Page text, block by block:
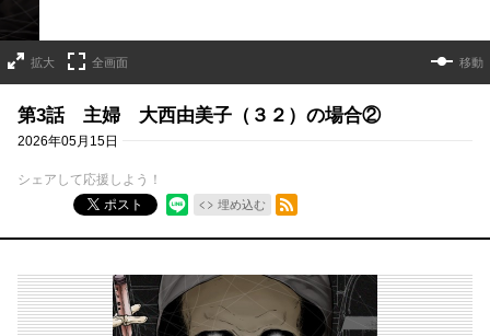
拡大 全画面 移動
第3話 主婦 大西由美子（３２）の場合②
2026年05月15日
シェアして応援しよう！
ポスト
埋め込む
RSSフィード